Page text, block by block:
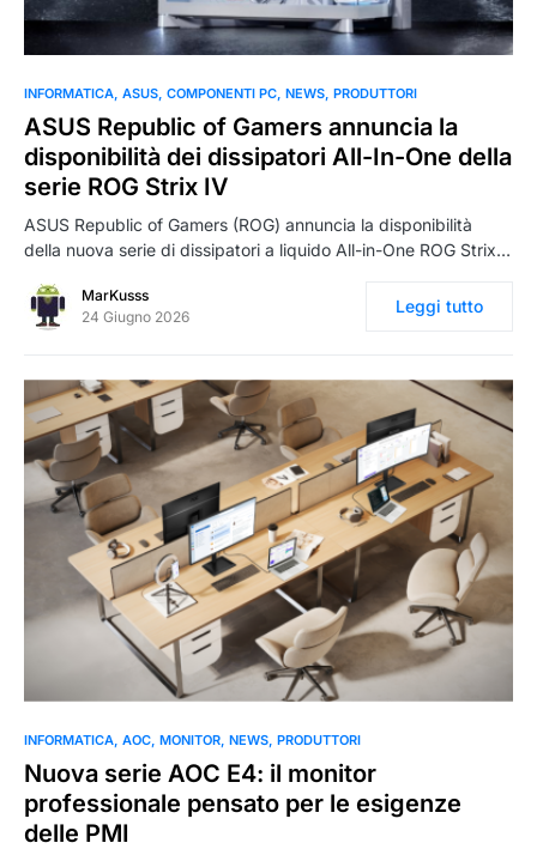
0
INFORMATICA ASUS COMPONENTI PC NEWS PRODUTTORI
ASUS Republic of Gamers annuncia la
disponibilità dei dissipatori All-In-One della
serie ROG Strix IV
ASUS Republic of Gamers (ROG) annuncia la disponibilità
della nuova serie di dissipatori a liquido All-in-One ROG Strix…
MarKusss
24 Giugno 2026
Leggi tutto
0
INFORMATICA AOC MONITOR NEWS PRODUTTORI
Nuova serie AOC E4: il monitor
professionale pensato per le esigenze
delle PMI